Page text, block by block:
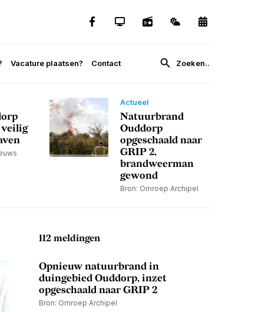
Vacature plaatsen? Contact
veilig
Actueel
Natuurbrand
Ouddorp
opgeschaald naar
GRIP 2,
brandweerman
gewond
Bron: Omroep Archipel
112 meldingen
Opnieuw natuurbrand in
duingebied Ouddorp, inzet
opgeschaald naar GRIP 2
Bron: Omroep Archipel